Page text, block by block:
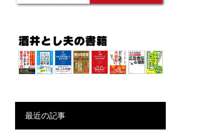
最近の記事